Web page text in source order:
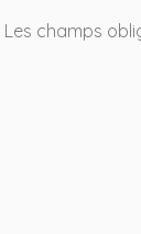
Les champs